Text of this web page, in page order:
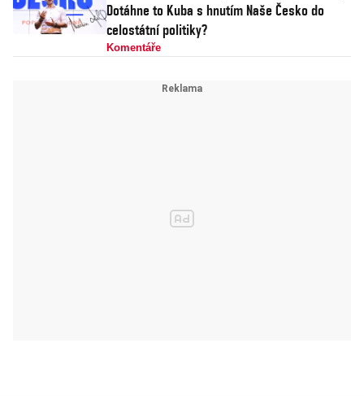
Dotáhne to Kuba s hnutím Naše Česko do
celostátní politiky?
Komentáře